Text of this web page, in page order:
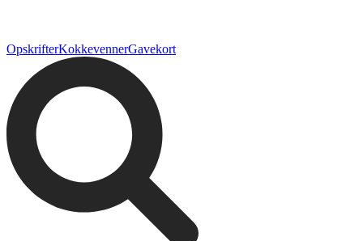
OpskrifterKokkevennerGavekort